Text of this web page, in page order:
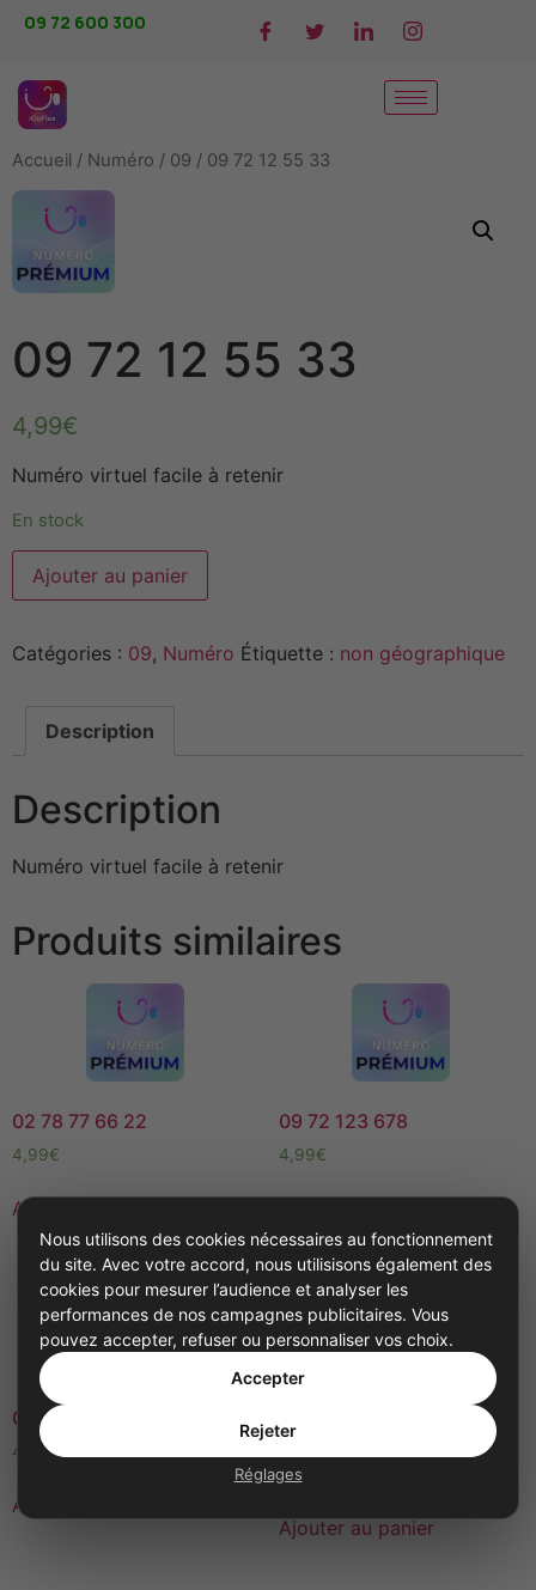
09 72 600 300
Accueil / Numéro / 09 / 09 72 12 55 33
09 72 12 55 33
4,99€
Numéro virtuel facile à retenir
En stock
Ajouter au panier
Catégories : 09, Numéro Étiquette : non géographique
Description
Description
Numéro virtuel facile à retenir
Produits similaires
02 78 77 66 22
4,99€
Ajouter au panier
09 72 123 678
4,99€
03 74 200 360
4,99€
Ajouter au panier
Numéro Belge virtuel sur
application mobile
4,99
Ajouter au panier
Nous utilisons des cookies nécessaires au fonctionnement
du site. Avec votre accord, nous utilisisons également des
cookies pour mesurer l’audience et analyser les
performances de nos campagnes publicitaires. Vous
pouvez accepter, refuser ou personnaliser vos choix.
Accepter
Rejeter
Réglages